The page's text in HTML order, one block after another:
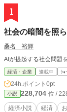
1
社会の暗闇を照
桑名 裕輝
AIが提起する社会問題
経済・企業 連載中 ｼｮ
24h.ポイント 0pt
小説 228,704 位 /
経済小説 経済